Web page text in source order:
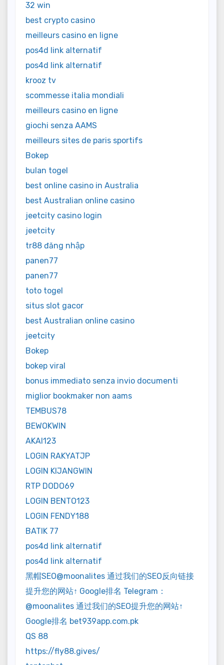
32 win
best crypto casino
meilleurs casino en ligne
pos4d link alternatif
pos4d link alternatif
krooz tv
scommesse italia mondiali
meilleurs casino en ligne
giochi senza AAMS
meilleurs sites de paris sportifs
Bokep
bulan togel
best online casino in Australia
best Australian online casino
jeetcity casino login
jeetcity
tr88 đăng nhập
panen77
panen77
toto togel
situs slot gacor
best Australian online casino
jeetcity
Bokep
bokep viral
bonus immediato senza invio documenti
miglior bookmaker non aams
TEMBUS78
BEWOKWIN
AKAI123
LOGIN RAKYATJP
LOGIN KIJANGWIN
RTP DODO69
LOGIN BENTO123
LOGIN FENDY188
BATIK 77
pos4d link alternatif
pos4d link alternatif
黑帽SEO@moonalites 通过我们的SEO反向链接
提升您的网站↑ Google排名 Telegram：
@moonalites 通过我们的SEO提升您的网站↑
Google排名 bet939app.com.pk
QS 88
https://fly88.gives/